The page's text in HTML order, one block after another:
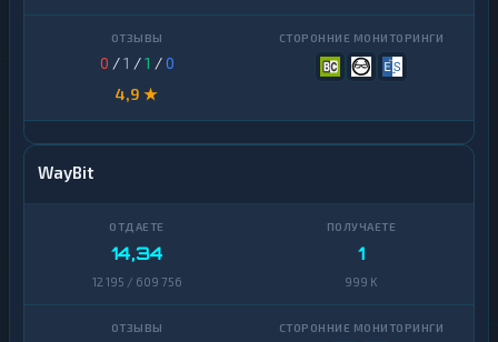
0 /1 /1 /0
4,9 ★
WayBit
14,34
12 195 / 609 756
1
999 K